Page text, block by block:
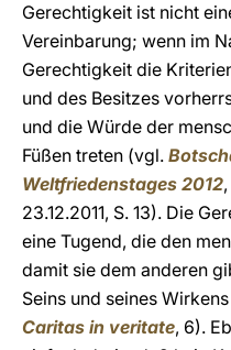
Gerechtigkeit ist nicht
Vereinbarung; wenn im
Gerechtigkeit die
und des Besitzes
und die Würde der
Füßen treten (vgl.
Weltfriedenstages 2012
23.12.2011, S. 13). Die
eine Tugend, die den
damit sie dem anderen
Seins und seines
Caritas in veritate, 6).